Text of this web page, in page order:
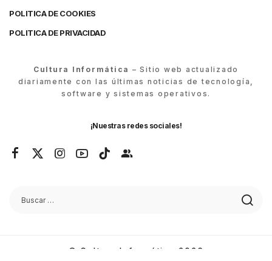
POLITICA DE COOKIES
POLITICA DE PRIVACIDAD
Cultura Informática – Sitio web actualizado
diariamente con las últimas noticias de tecnología,
software y sistemas operativos.
¡Nuestras redes sociales!
© Cultura Informática 2026